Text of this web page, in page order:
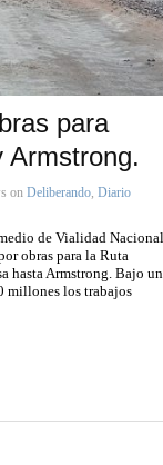
para
Armstrong.
on Deliberando, Diario
de Vialidad
obras para la Ruta
hasta Armstrong. Bajo
millones los trabajos